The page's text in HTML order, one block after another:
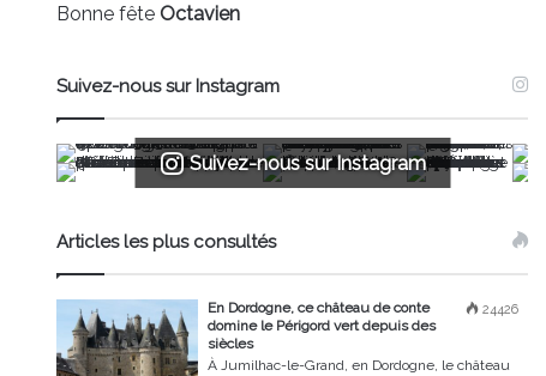
Bonne fête Octavien
Suivez-nous sur Instagram
Suivez-nous sur Instagram
Articles les plus consultés
24426
En Dordogne, ce château de conte
domine le Périgord vert depuis des
siècles
À Jumilhac-le-Grand, en Dordogne, le château